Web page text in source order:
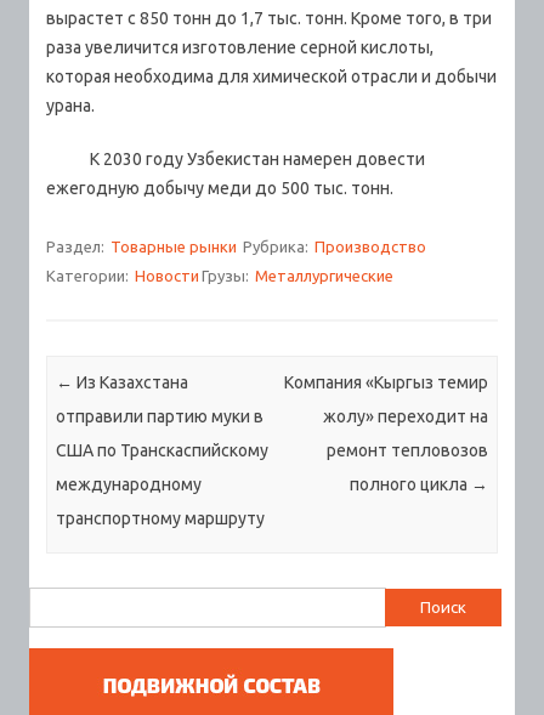
вырастет с 850 тонн до 1,7 тыс. тонн. Кроме того, в три
раза увеличится изготовление серной кислоты,
которая необходима для химической отрасли и добычи
урана.
К 2030 году Узбекистан намерен довести
ежегодную добычу меди до 500 тыс. тонн.
Раздел: Товарные рынки Рубрика: Производство
Категории: Новости Грузы: Металлургические
Навигация по записям
← Из Казахстана
отправили партию муки в
США по Транскаспийскому
международному
транспортному маршруту
Компания «Кыргыз темир
жолу» переходит на
ремонт тепловозов
полного цикла →